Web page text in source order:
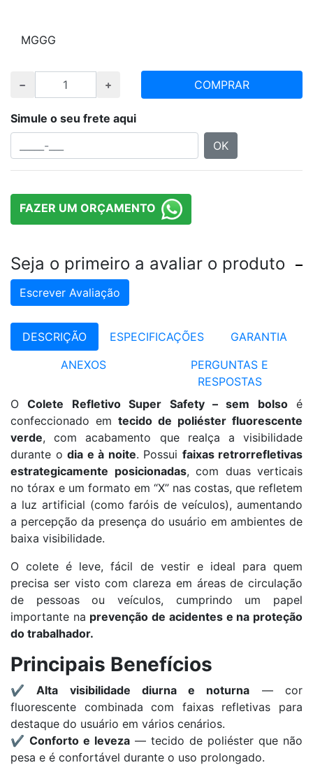
MGGG
COMPRAR
Simule o seu frete aqui
OK
FAZER UM ORÇAMENTO
Seja o primeiro a avaliar o produto
Escrever Avaliação
DESCRIÇÃO ESPECIFICAÇÕES
GARANTIA
ANEXOS
PERGUNTAS E
RESPOSTAS
OColete Refletivo Super Safety – sem bolsoé
confeccionado em tecido de poliéster fluorescente
verde, com acabamento que realça a visibilidade
durante o dia e à noite. Possui faixas retrorrefletivas
estrategicamente posicionadas, com duas verticais
no tórax e um formato em “X” nas costas, que refletem
a luz artificial (como faróis de veículos), aumentando
a percepção da presença do usuário em ambientes de
baixa visibilidade.
O colete é leve, fácil de vestir e ideal para quem
precisa ser visto com clareza em áreas de circulação
de pessoas ou veículos, cumprindo um papel
importante na prevenção de acidentes e na proteção
do trabalhador.
Principais Benefícios
✔️Alta visibilidade diurna e noturna — cor
fluorescente combinada com faixas refletivas para
destaque do usuário em vários cenários.
✔️ Conforto e leveza — tecido de poliéster que não
pesa e é confortável durante o uso prolongado.